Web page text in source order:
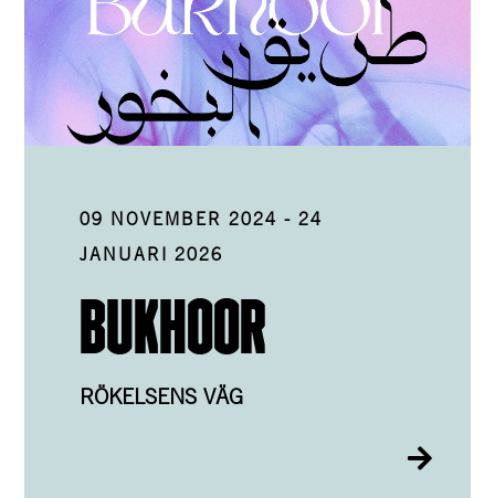
09 NOVEMBER 2024 -24
JANUARI 2026
BUKHOOR
RÖKELSENS VÄG